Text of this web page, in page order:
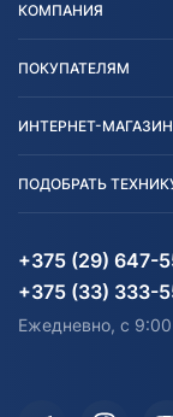
КОМПАНИЯ
Блог
Карта сайта
ПОКУПАТЕЛЯМ
Согласие на
Информация до
согласия на
ИНТЕРНЕТ-МАГАЗИН
Агротехника
Водный транспорт
Электротранспорт
ПОДОБРАТЬ
Агротехника
Электротранспорт
+375 (29) 647-
+375 (33) 333-
Ежедневно, с